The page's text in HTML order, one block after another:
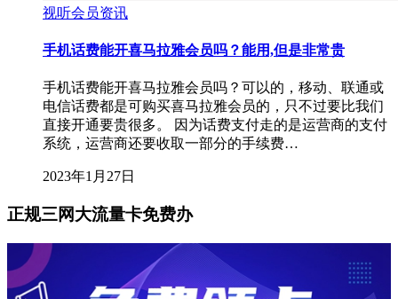
视听会员资讯
手机话费能开喜马拉雅会员吗？能用,但是非常贵
手机话费能开喜马拉雅会员吗？可以的，移动、联通或
电信话费都是可购买喜马拉雅会员的，只不过要比我们
直接开通要贵很多。 因为话费支付走的是运营商的支付
系统，运营商还要收取一部分的手续费…
2023年1月27日
正规三网大流量卡免费办